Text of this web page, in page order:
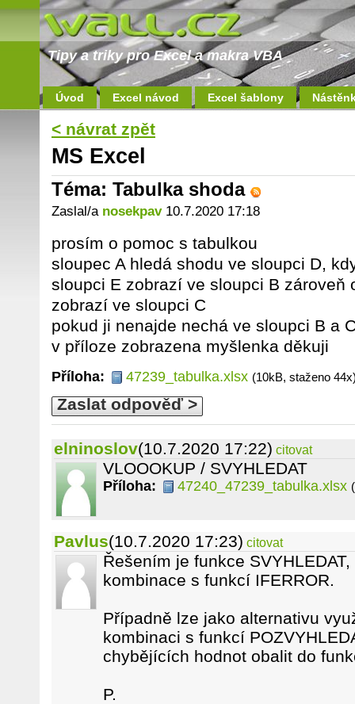
Tipy a triky pro Excel a makra VBA
Úvod Excel návod Excel šablony
< návrat zpět
MS Excel
Téma: Tabulka shoda
Zaslal/a nosekpav10.7.2020 17:18
prosím o pomoc s tabulkou
sloupec A hledá shodu ve sloupci D,
sloupci E zobrazí ve sloupci B zároveň
zobrazí ve sloupci C
pokud ji nenajde nechá ve sloupci B a
v příloze zobrazena myšlenka děkuji
Příloha: 47239_tabulka.xlsx (10kB, staženo
Zaslat odpověď >
elninoslov(10.7.2020 17:22) citovat
VLOOOKUP / SVYHLEDAT
Příloha: 47240_47239_tabulka.xlsx
Pavlus(10.7.2020 17:23) citovat
Řešením je funkce
kombinace s funkcí IFERROR.
Případně lze jako alternativu
kombinaci s funkcí
chybějících hodnot obalit do
P.